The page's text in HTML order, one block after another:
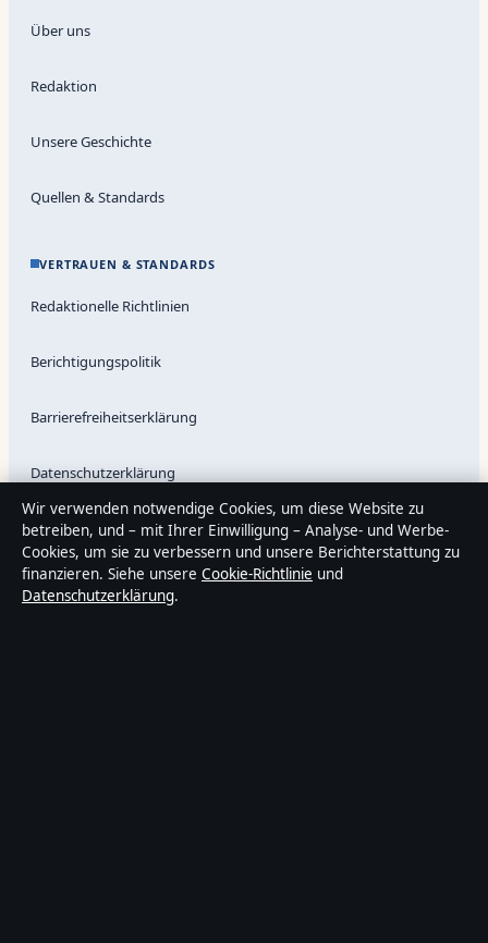
Über uns
Redaktion
Unsere Geschichte
Quellen & Standards
VERTRAUEN & STANDARDS
Redaktionelle Richtlinien
Berichtigungspolitik
Barrierefreiheitserklärung
Datenschutzerklärung
Über Gegenwart24 in Kürze
Gegenwart24 ist ein unabhängiger digitaler Nachrichtenanbieter
Wir verwenden notwendige Cookies, um diese Website zu
betreiben, und – mit Ihrer Einwilligung – Analyse- und Werbe-
Cookies, um sie zu verbessern und unsere Berichterstattung zu
finanzieren. Siehe unsere Cookie-Richtlinie und
Datenschutzerklärung.